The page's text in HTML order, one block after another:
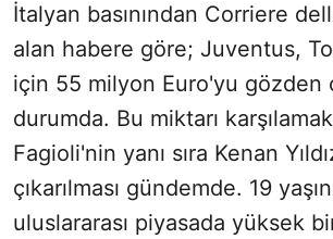
İtalyan basınından Corriere
alan habere göre; Juventus,
için 55 milyon Euro'yu gözden
durumda. Bu miktarı
Fagioli'nin yanı sıra Kenan
çıkarılması gündemde. 19
uluslararası piyasada yüksek